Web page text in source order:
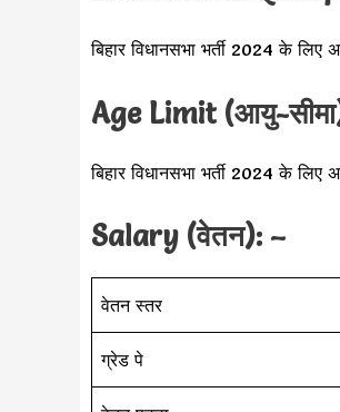
बिहार विधानसभा भर्ती 2024 के लिए
Age Limit (आयु-
बिहार विधानसभा भर्ती 2024 के लिए
Salary (वेतन): –
वेतन स्तर
ग्रेड पे